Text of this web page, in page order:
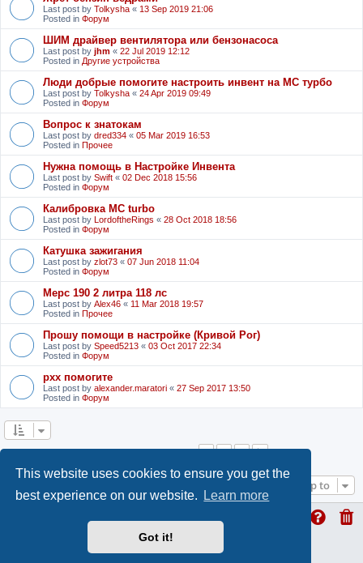
This website uses cookies to ensure you get the
best experience on our website.
Learn more
Got it!
Last post by Tolkysha « 13 Sep 2019 21:06
Posted in Форум
ШИМ драйвер вентилятора или бензонасоса
Last post by jhm « 22 Jul 2019 12:12
Posted in Другие устройства
Люди добрые помогите настроить инвент на МС турбо
Last post by Tolkysha « 24 Apr 2019 09:49
Posted in Форум
Вопрос к знатокам
Last post by dred334 « 05 Mar 2019 16:53
Posted in Прочее
Нужна помощь в Настройке Инвента
Last post by Swift « 02 Dec 2018 15:56
Posted in Форум
Калибровка MC turbo
Last post by LordoftheRings « 28 Oct 2018 18:56
Posted in Форум
Катушка зажигания
Last post by zlot73 « 07 Jun 2018 11:04
Posted in Форум
Мерс 190 2 литра 118 лс
Last post by Alex46 « 11 Mar 2018 19:57
Posted in Прочее
Прошу помощи в настройке (Кривой Рог)
Last post by Speed5213 « 03 Oct 2017 22:34
Posted in Форум
рхх помогите
Last post by alexander.maratori « 27 Sep 2017 13:50
Posted in Форум
1 2 3
Jump to